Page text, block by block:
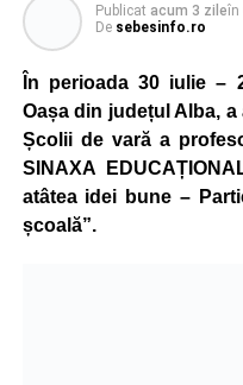
Publicat acum 3 zileîn
De sebesinfo.ro
În perioada 30 iulie –
Oașa din județul Alba,
Școlii de vară a
SINAXA
atâtea idei bune –
școală”.